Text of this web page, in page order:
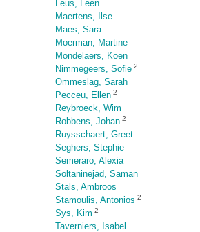
Leus, Leen
Maertens, Ilse
Maes, Sara
Moerman, Martine
Mondelaers, Koen
Nimmegeers, Sofie 2
Ommeslag, Sarah
Pecceu, Ellen 2
Reybroeck, Wim
Robbens, Johan 2
Ruysschaert, Greet
Seghers, Stephie
Semeraro, Alexia
Soltaninejad, Saman
Stals, Ambroos
Stamoulis, Antonios 2
Sys, Kim 2
Taverniers, Isabel